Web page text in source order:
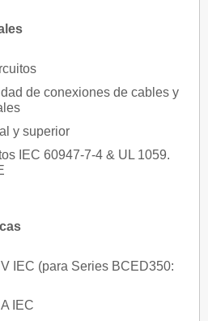
de conexiones de cables y
y superior
IEC 60947-7-4 & UL 1059.
IEC (para Series BCED350:
IEC